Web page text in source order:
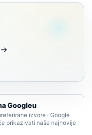
Googleu
izvore i Google
prikazivati naše najnovije